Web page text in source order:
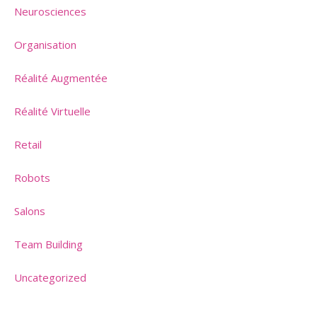
Neurosciences
Organisation
Réalité Augmentée
Réalité Virtuelle
Retail
Robots
Salons
Team Building
Uncategorized